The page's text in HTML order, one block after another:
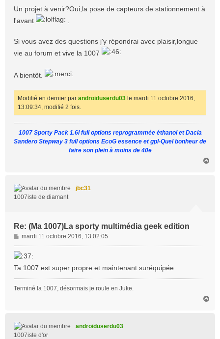
Un projet à venir?Oui,la pose de capteurs de stationnement à
l'avant
Si vous avez des questions j'y répondrai avec plaisir,longue
vie au forum et vive la 1007
A bientôt.
Modifié en dernier par androiduserdu03 le mardi 11 octobre 2016,
13:09:34, modifié 2 fois.
1007 Sporty Pack 1.6l full options reprogrammée éthanol et Dacia
Sandero Stepway 3 full options EcoG essence et gpl-Quel bonheur de
faire son plein à moins de 40e
jbc31
1007iste de diamant
Re: (Ma 1007)La sporty multimédia geek edition
M
e
s
a
g
e
mardi 11 octobre 2016, 13:02:05
Ta 1007 est super propre et maintenant suréquipée
Terminé la 1007, désormais je roule en Juke.
androiduserdu03
1007iste d'or